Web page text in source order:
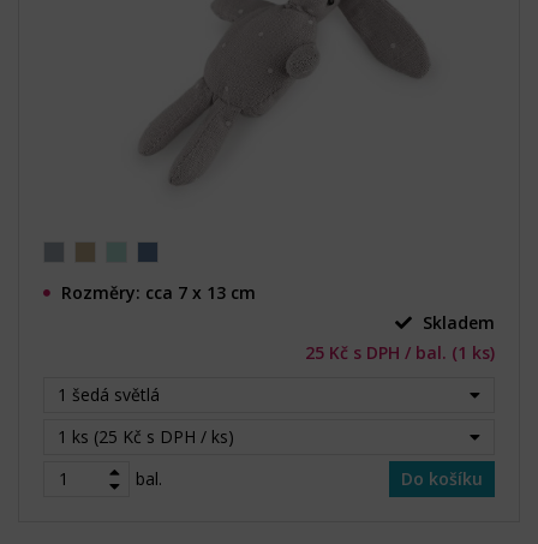
Rozměry: cca 7 x 13 cm
Skladem
25 Kč s DPH / bal. (1 ks)
1 šedá světlá
1 ks (25 Kč s DPH / ks)
bal.
Do košíku